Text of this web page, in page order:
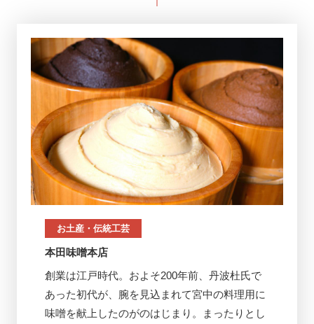
お土産・伝統工芸
本田味噌本店
創業は江戸時代。およそ200年前、丹波杜氏で
あった初代が、腕を見込まれて宮中の料理用に
味噌を献上したのがのはじまり。まったりとし